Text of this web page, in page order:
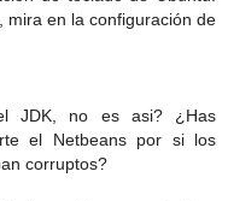
mira en la configuración de
JDK, no es asi? ¿Has
el Netbeans por si los
corruptos?